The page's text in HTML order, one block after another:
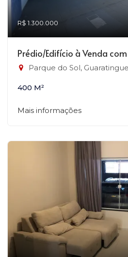
R$ 1.300.000
Prédio/Edifício à Venda
Parque do Sol,
400 M²
Mais informações